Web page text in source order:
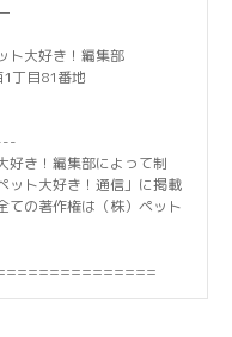
ト大好き！編集部
丁目81番地
好き！編集部によって制
ト大好き！通信」に掲載
ての著作権は（株）ペット